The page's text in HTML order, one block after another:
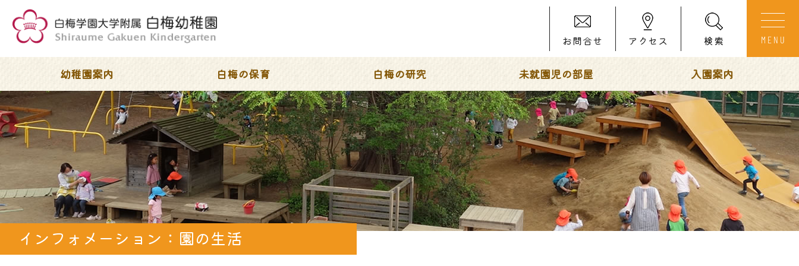
お問合せ アクセス 検索
幼稚園案内 白梅の保育 白梅の研究 未就園児の部屋 入園案内
インフォメーション：園の生活